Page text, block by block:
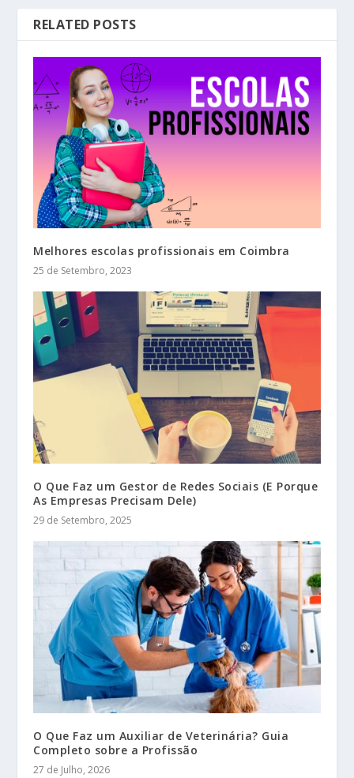
RELATED POSTS
Melhores escolas profissionais em Coimbra
25 de Setembro, 2023
O Que Faz um Gestor de Redes Sociais (E Porque
As Empresas Precisam Dele)
29 de Setembro, 2025
O Que Faz um Auxiliar de Veterinária? Guia
Completo sobre a Profissão
27 de Julho, 2026